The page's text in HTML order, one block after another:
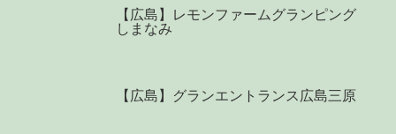
【広島】レモンファームグランピング
しまなみ
【広島】グランエントランス広島三原